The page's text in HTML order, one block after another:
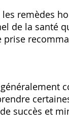
remèdes
de la santé
prise
succès et